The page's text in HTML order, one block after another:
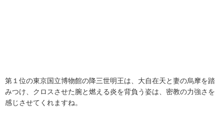
第１位の東京国立博物館の降三世明王は、大自在天と妻の烏摩を踏
みつけ、クロスさせた腕と燃える炎を背負う姿は、密教の力強さを
感じさせてくれますね。